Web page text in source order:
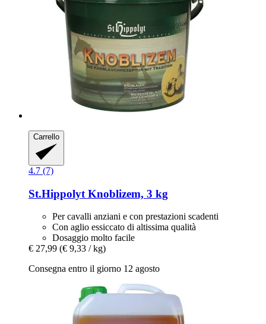
Carrello
4.7 (7)
St.Hippolyt Knoblizem, 3 kg
Per cavalli anziani e con prestazioni scadenti
Con aglio essiccato di altissima qualità
Dosaggio molto facile
€ 27,99 (€ 9,33 / kg)
Consegna entro il giorno 12 agosto